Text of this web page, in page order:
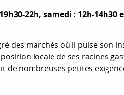
22h, samedi : 12h-14h30
des marchés où il puise son
locale de ses racines
de nombreuses petites